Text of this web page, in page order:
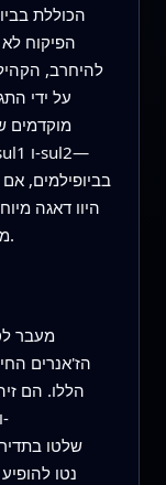
הכוללת
הפיקוח
להיחרב,
על ידי
מוקדמים
בביופילמים, אם
מסייע לאגד ולהפיץ גנים שונים של עמידות.
מעבר
הז'אנרים